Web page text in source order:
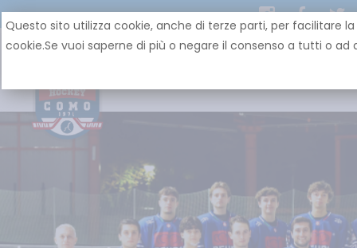
Questo sito utilizza cookie, anche di terze parti, per facilitare
cookie.Se vuoi saperne di più o negare il consenso a tutti o ad